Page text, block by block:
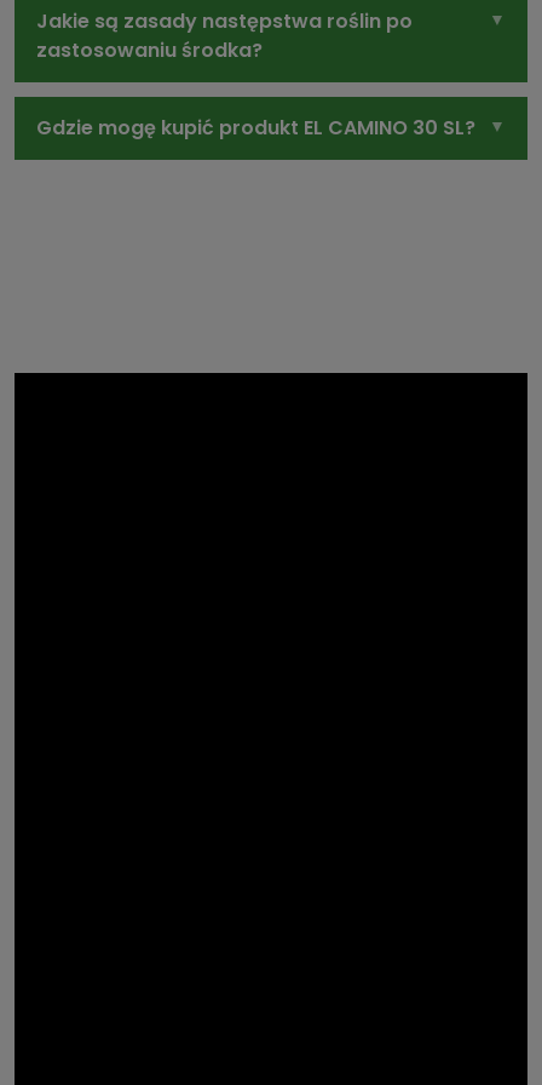
Jakie są zasady następstwa roślin po
zastosowaniu środka?
Gdzie mogę kupić produkt EL CAMINO 30 SL?